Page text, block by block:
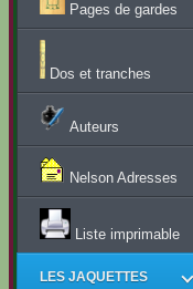
Pages de gardes
Dos et tranches
Auteurs
Nelson Adresses
Liste imprimable
LES JAQUETTES